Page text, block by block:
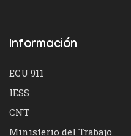
Información
ECU 911
IESS
CNT
Ministerio del Trabajo